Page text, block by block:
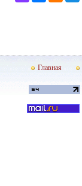
Главная